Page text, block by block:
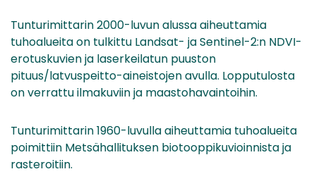
Tunturimittarin 2000-luvun alussa aiheuttamia
tuhoalueita on tulkittu Landsat- ja Sentinel-2:n NDVI-
erotuskuvien ja laserkeilatun puuston
pituus/latvuspeitto-aineistojen avulla. Lopputulosta
on verrattu ilmakuviin ja maastohavaintoihin.
Tunturimittarin 1960-luvulla aiheuttamia tuhoalueita
poimittiin Metsähallituksen biotooppikuvioinnista ja
rasteroitiin.